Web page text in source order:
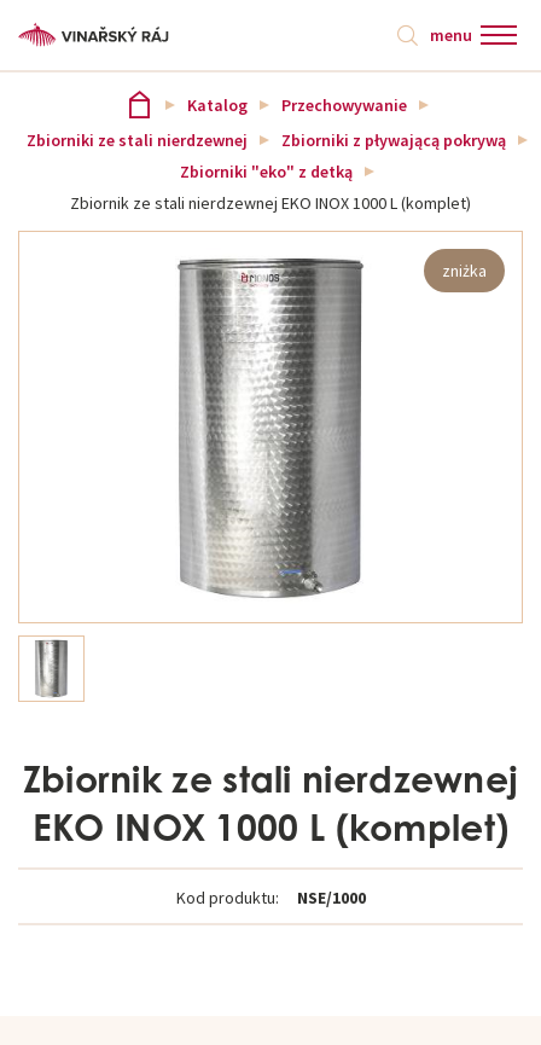
menu
Katalog
Przechowywanie
Zbiorniki ze stali nierdzewnej
Zbiorniki z pływającą pokrywą
Zbiorniki "eko" z detką
Zbiornik ze stali nierdzewnej EKO INOX 1000 L (komplet)
zniżka
Zbiornik ze stali nierdzewnej
EKO INOX 1000 L (komplet)
Kod produktu: NSE/1000